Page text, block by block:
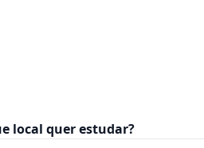
local quer estudar?